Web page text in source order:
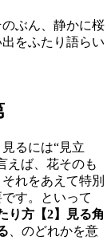
ぶん、静かに桜
をふたり語らい
るには“見立
えば、花そのも
れをあえて特別
す。といって
り方【2】見る角
、のどれかを意